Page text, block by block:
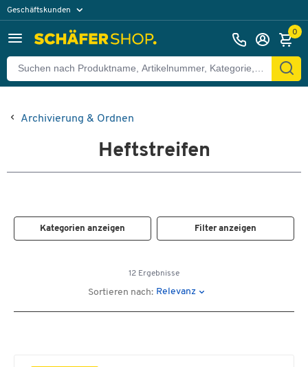
Geschäftskunden
0
Archivierung & Ordnen
Heftstreifen
Kategorien anzeigen Filter anzeigen
12 Ergebnisse
Sortieren nach: Relevanz